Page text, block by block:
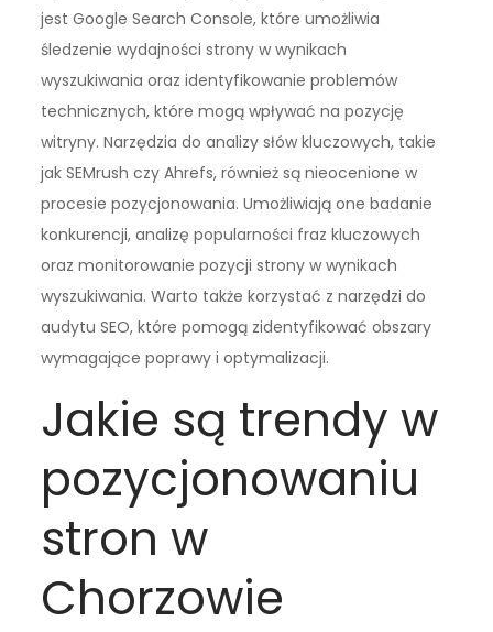
jest Google Search Console, które umożliwia
śledzenie wydajności strony w wynikach
wyszukiwania oraz identyfikowanie problemów
technicznych, które mogą wpływać na pozycję
witryny. Narzędzia do analizy słów kluczowych, takie
jak SEMrush czy Ahrefs, również są nieocenione w
procesie pozycjonowania. Umożliwiają one badanie
konkurencji, analizę popularności fraz kluczowych
oraz monitorowanie pozycji strony w wynikach
wyszukiwania. Warto także korzystać z narzędzi do
audytu SEO, które pomogą zidentyfikować obszary
wymagające poprawy i optymalizacji.
Jakie są trendy w
pozycjonowaniu
stron w
Chorzowie